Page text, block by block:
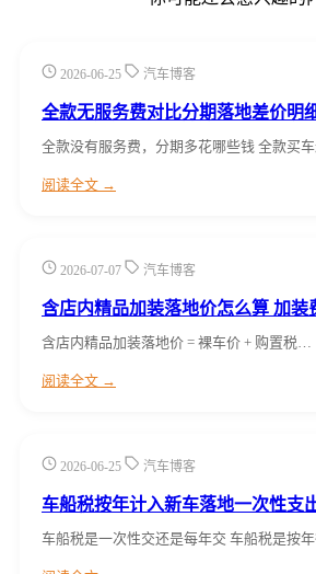
2026-06-25 汽车博客
全款无服务费对比分期落地差价明
全款没有服务费，分期多花哪些钱 全款买
阅读全文 →
2026-07-07 汽车博客
含店内精品加装落地价怎么算 加装
含店内精品加装落地价 = 裸车价 + 购置税…
阅读全文 →
2026-06-25 汽车博客
车船税按年计入新车落地一次性支
车船税是一次性交还是每年交 车船税是按